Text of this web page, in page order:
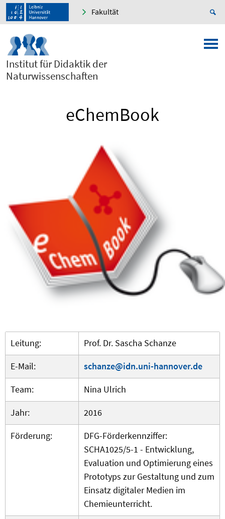
Fakultät
Institut für Didaktik der
Naturwissenschaften
eChemBook
Leitung:
Prof. Dr. Sascha Schanze
E-Mail:
schanze@idn.uni-hannover.de
Team:
Nina Ulrich
Jahr:
2016
Förderung:
DFG-Förderkennziffer:
SCHA1025/5-1 - Entwicklung,
Evaluation und Optimierung eines
Prototyps zur Gestaltung und zum
Einsatz digitaler Medien im
Chemieunterricht.